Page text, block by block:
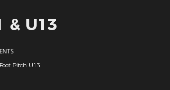
& U13
Pitch U13